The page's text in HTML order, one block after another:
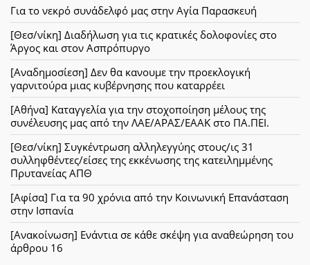
Για το νεκρό συνάδελφό μας στην Αγία Παρασκευή
[Θεσ/νίκη] Διαδήλωση για τις κρατικές δολοφονίες στο
Άργος και στον Ασπρόπυργο
[Αναδημοσίεση] Δεν θα κανουμε την προεκλογική
γαρνιτούρα μιας κυβέρνησης που καταρρέει
[Αθήνα] Καταγγελία για την στοχοποίηση μέλους της
συνέλευσης μας από την ΛΑΕ/ΑΡΑΣ/ΕΑΑΚ στο ΠΑ.ΠΕΙ.
[Θεσ/νίκη] Συγκέντρωση αλληλεγγύης στους/ις 31
συλληφθέντες/είσες της εκκένωσης της κατειλημμένης
Πρυτανείας ΑΠΘ
[Αφίσα] Για τα 90 χρόνια από την Κοινωνική Επανάσταση
στην Ισπανία
[Ανακοίνωση] Ενάντια σε κάθε σκέψη για αναθεώρηση του
άρθρου 16